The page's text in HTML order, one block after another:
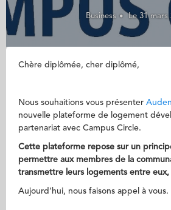
Business Le 31 mars
Chère diplômée, cher diplômé,
Nous souhaitions vous présenter
nouvelle plateforme de logement
partenariat avec Campus Circle.
Cette plateforme repose sur un
permettre aux membres de la
transmettre leurs logements entre
Aujourd’hui, nous faisons appel à vous.